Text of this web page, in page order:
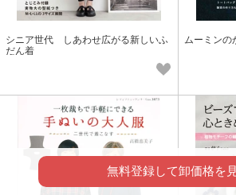
シニア世代 しあわせ広がる新しいふ
だん着
ムーミンの
無料登録して卸価格を